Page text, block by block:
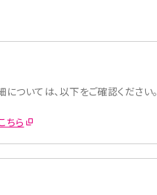
ついては、以下をご確認ください。
ちら